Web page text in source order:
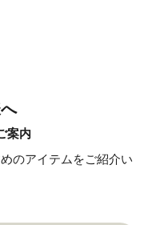
案内
のアイテムをご紹介い